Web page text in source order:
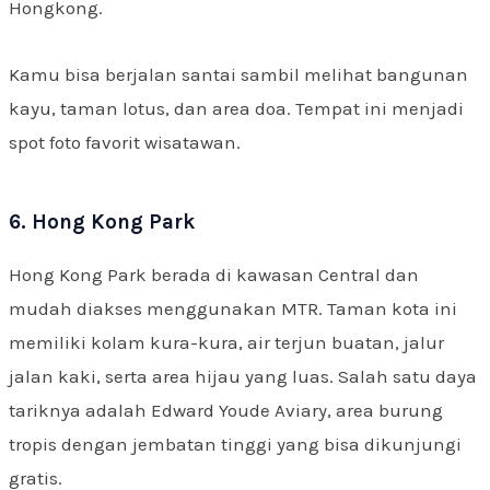
Hongkong.
Kamu bisa berjalan santai sambil melihat bangunan
kayu, taman lotus, dan area doa. Tempat ini menjadi
spot foto favorit wisatawan.
6. Hong Kong Park
Hong Kong Park berada di kawasan Central dan
mudah diakses menggunakan MTR. Taman kota ini
memiliki kolam kura-kura, air terjun buatan, jalur
jalan kaki, serta area hijau yang luas. Salah satu daya
tariknya adalah Edward Youde Aviary, area burung
tropis dengan jembatan tinggi yang bisa dikunjungi
gratis.